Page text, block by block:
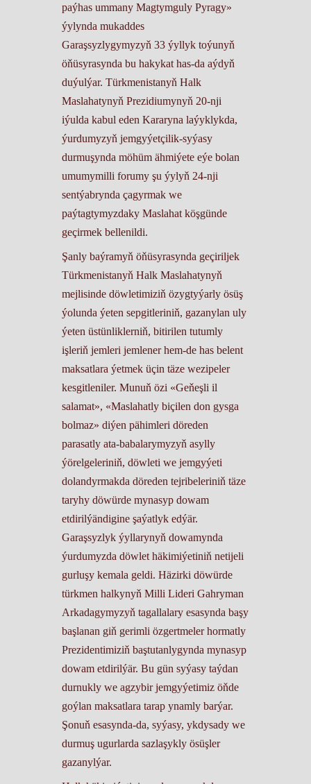
paýhas ummany Magtymguly Pyragy»
ýylynda mukaddes
Garaşsyzlygymyzyň 33 ýyllyk toýunyň
öňüsyrasynda bu hakykat has-da aýdyň
duýulýar. Türkmenistanyň Halk
Maslahatynyň Prezidiumynyň 20-nji
iýulda kabul eden Kararyna laýyklykda,
ýurdumyzyň jemgyýetçilik-syýasy
durmuşynda möhüm ähmiýete eýe bolan
umumymilli forumy şu ýylyň 24-nji
sentýabrynda çagyrmak we
paýtagtymyzdaky Maslahat köşgünde
geçirmek bellenildi.
Şanly baýramyň öňüsyrasynda geçiriljek
Türkmenistanyň Halk Maslahatynyň
mejlisinde döwletimiziň özygtyýarly ösüş
ýolunda ýeten sepgitleriniň, gazanylan uly
ýeten üstünliklerniň, bitirilen tutumly
işleriň jemleri jemlener hem-de has belent
maksatlara ýetmek üçin täze wezipeler
kesgitleniler. Munuň özi «Geňeşli il
salamat», «Maslahatly biçilen don gysga
bolmaz» diýen pähimleri döreden
parasatly ata-babalarymyzyň asylly
ýörelgeleriniň, döwleti we jemgyýeti
dolandyrmakda döreden tejribeleriniň täze
taryhy döwürde mynasyp dowam
etdirilýändigine şaýatlyk edýär.
Garaşsyzlyk ýyllarynyň dowamynda
ýurdumyzda döwlet häkimiýetiniň netijeli
gurluşy kemala geldi. Häzirki döwürde
türkmen halkynyň Milli Lideri Gahryman
Arkadagymyzyň tagallalary esasynda başy
başlanan giň gerimli özgertmeler hormatly
Prezidentimiziň baştutanlygynda mynasyp
dowam etdirilýär. Bu gün syýasy taýdan
durnukly we agzybir jemgyýetimiz öňde
goýlan maksatlara tarap ynamly barýar.
Şonuň esasynda-da, syýasy, ykdysady we
durmuş ugurlarda sazlaşykly ösüşler
gazanylýar.